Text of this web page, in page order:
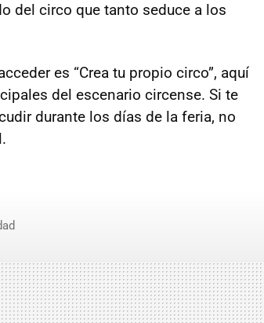
del circo que tanto seduce a los
es “Crea tu propio circo”, aquí
del escenario circense. Si te
durante los días de la feria, no